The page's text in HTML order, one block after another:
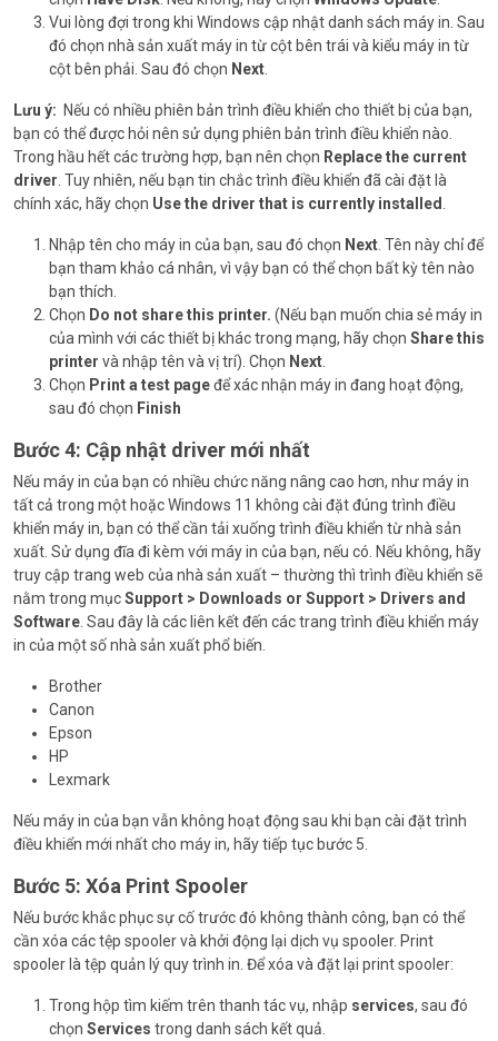
Vui lòng đợi trong khi Windows cập nhật danh sách máy in. Sau
đó chọn nhà sản xuất máy in từ cột bên trái và kiểu máy in từ
cột bên phải. Sau đó chọn Next
Lưu ý: Nếu có nhiều phiên bản trình điều khiển cho thiết bị của bạn,
bạn có thể được hỏi nên sử dụng phiên bản trình điều khiển nào.
Trong hầu hết các trường hợp, bạn nên chọn Replace the current
driver . Tuy nhiên, nếu bạn tin chắc trình điều khiển đã cài đặt là
chính xác, hãy chọn Use the driver that is currently installed
Nhập tên cho máy in của bạn, sau đó chọn Next . Tên này chỉ để
bạn tham khảo cá nhân, vì vậy bạn có thể chọn bất kỳ tên nào
bạn thích.
Chọn Do not share this printer. (Nếu bạn muốn chia sẻ máy in
của mình với các thiết bị khác trong mạng, hãy chọn Share this
printer và nhập tên và vị trí). Chọn Next
Chọn Print a test pageđể xác nhận máy in đang hoạt động,
sau đó chọn Finish
Bước 4: Cập nhật driver mới nhất
Nếu máy in của bạn có nhiều chức năng nâng cao hơn, như máy in
tất cả trong một hoặc Windows 11 không cài đặt đúng trình điều
khiển máy in, bạn có thể cần tải xuống trình điều khiển từ nhà sản
xuất. Sử dụng đĩa đi kèm với máy in của bạn, nếu có. Nếu không, hãy
truy cập trang web của nhà sản xuất – thường thì trình điều khiển sẽ
nằm trong mụcSupport > Downloads or Support > Drivers and
Software . Sau đây là các liên kết đến các trang trình điều khiển máy
in của một số nhà sản xuất phổ biến.
Brother
Canon
Epson
HP
Lexmark
Nếu máy in của bạn vẫn không hoạt động sau khi bạn cài đặt trình
điều khiển mới nhất cho máy in, hãy tiếp tục bước 5.
Bước 5: Xóa Print Spooler
Nếu bước khắc phục sự cố trước đó không thành công, bạn có thể
cần xóa các tệp spooler và khởi động lại dịch vụ spooler. Print
spooler là tệp quản lý quy trình in. Để xóa và đặt lại print spooler:
Trong hộp tìm kiếm trên thanh tác vụ, nhập services, sau đó
chọn Services trong danh sách kết quả.